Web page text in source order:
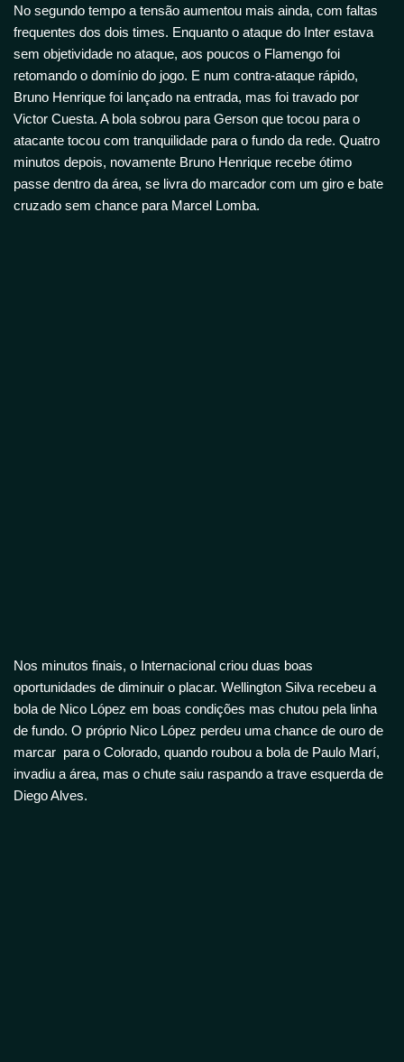
No segundo tempo a tensão aumentou mais ainda, com faltas
frequentes dos dois times. Enquanto o ataque do Inter estava
sem objetividade no ataque, aos poucos o Flamengo foi
retomando o domínio do jogo. E num contra-ataque rápido,
Bruno Henrique foi lançado na entrada, mas foi travado por
Victor Cuesta. A bola sobrou para Gerson que tocou para o
atacante tocou com tranquilidade para o fundo da rede. Quatro
minutos depois, novamente Bruno Henrique recebe ótimo
passe dentro da área, se livra do marcador com um giro e bate
cruzado sem chance para Marcel Lomba.
Nos minutos finais, o Internacional criou duas boas
oportunidades de diminuir o placar. Wellington Silva recebeu a
bola de Nico López em boas condições mas chutou pela linha
de fundo. O próprio Nico López perdeu uma chance de ouro de
marcar para o Colorado, quando roubou a bola de Paulo Marí,
invadiu a área, mas o chute saiu raspando a trave esquerda de
Diego Alves.